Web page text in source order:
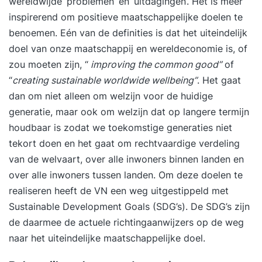
inspirerend om positieve maatschappelijke doelen te
benoemen. Eén van de definities is dat het uiteindelijk
doel van onze maatschappij en wereldeconomie is, of
zou moeten zijn, “ improving the common good”of
“creating sustainable worldwide wellbeing”. Het gaat
dan om niet alleen om welzijn voor de huidige
generatie, maar ook om welzijn dat op langere termijn
houdbaar is zodat we toekomstige generaties niet
tekort doen en het gaat om rechtvaardige verdeling
van de welvaart, over alle inwoners binnen landen en
over alle inwoners tussen landen. Om deze doelen te
realiseren heeft de VN een weg uitgestippeld met
Sustainable Development Goals (SDG’s). De SDG’s zijn
de daarmee de actuele richtingaanwijzers op de weg
naar het uiteindelijke maatschappelijke doel.